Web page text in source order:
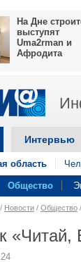
На Дне
выступят
Uma2rman и
Афродита
Интервью
область
Общество
/ Новости / Общество /
«Читай,